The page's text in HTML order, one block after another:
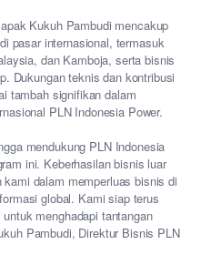
Kukuh Pambudi mencakup
pasar internasional, termasuk
dan Kamboja, serta bisnis
Dukungan teknis dan kontribusi
tambah signifikan dalam
PLN Indonesia Power.
mendukung PLN Indonesia
ini. Keberhasilan bisnis luar
dalam memperluas bisnis di
global. Kami siap terus
menghadapi tantangan
Pambudi, Direktur Bisnis PLN